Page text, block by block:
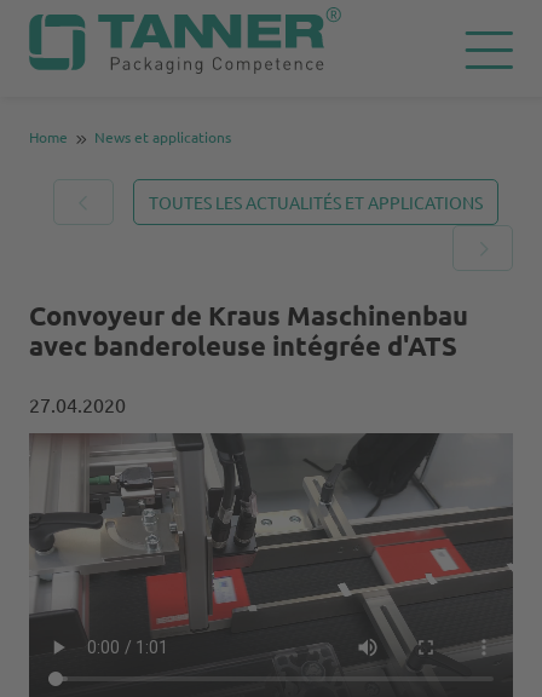
Home News et applications
TOUTES LES ACTUALITÉS ET APPLICATIONS
Convoyeur de Kraus Maschinenbau
avec banderoleuse intégrée d'ATS
27.04.2020